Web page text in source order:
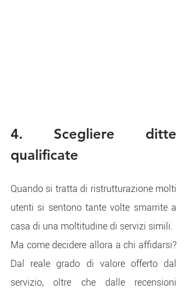
4. Scegliere ditte
qualificate
Quando si tratta di ristrutturazione molti
utenti si sentono tante volte smarrite a
casa di una moltitudine di servizi simili.
Ma come decidere allora a chi affidarsi?
Dal reale grado di valore offerto dal
servizio, oltre che dalle recensioni